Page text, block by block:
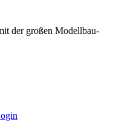
der großen Modellbau-